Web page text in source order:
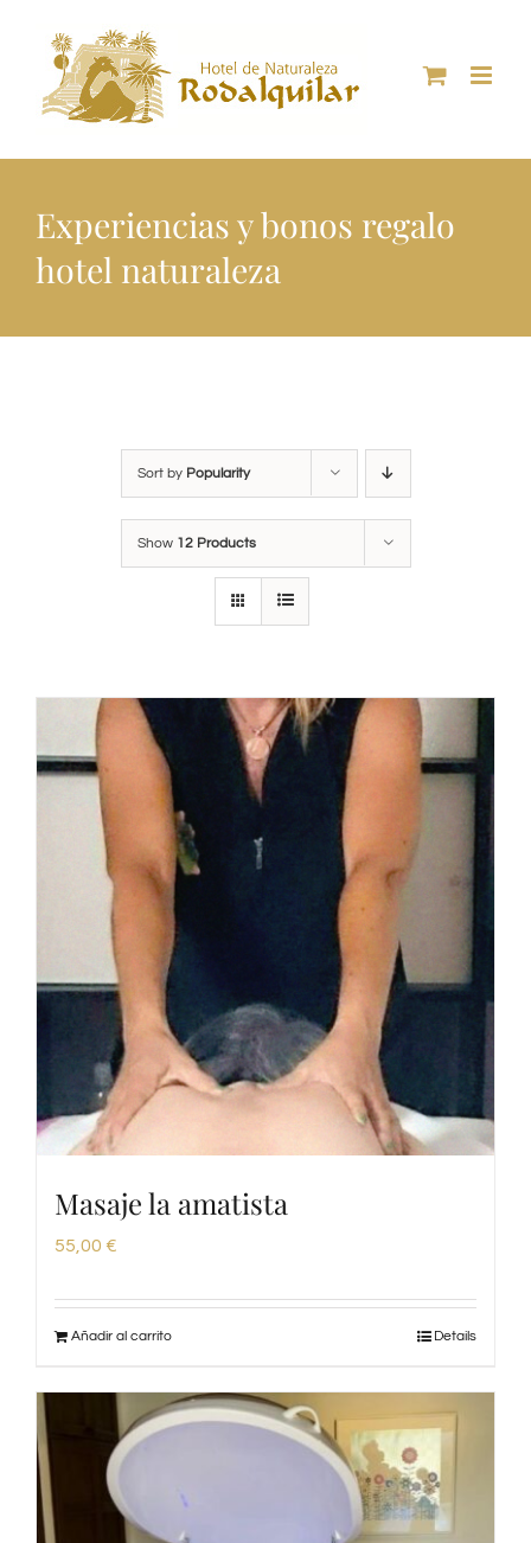
content
Experiencias y bonos regalo
hotel naturaleza
Sort by Popularity
Show 12 Products
Masaje la amatista
55,00 €
Añadir al carrito Details